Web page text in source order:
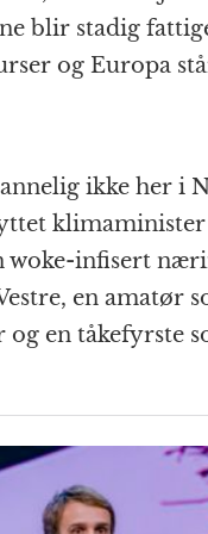
blir stadig
og Europa
ikke her i
klimaminister
woke-infisert
en amatør
og en tåkefyrste